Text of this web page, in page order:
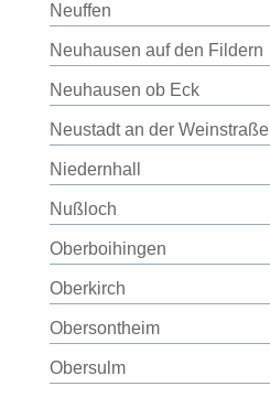
Neuffen
Neuhausen auf den Fildern
Neuhausen ob Eck
Neustadt an der Weinstraße
Niedernhall
Nußloch
Oberboihingen
Oberkirch
Obersontheim
Obersulm